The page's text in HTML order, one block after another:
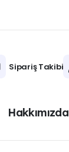
Sipariş Takibi
Hakkımızda